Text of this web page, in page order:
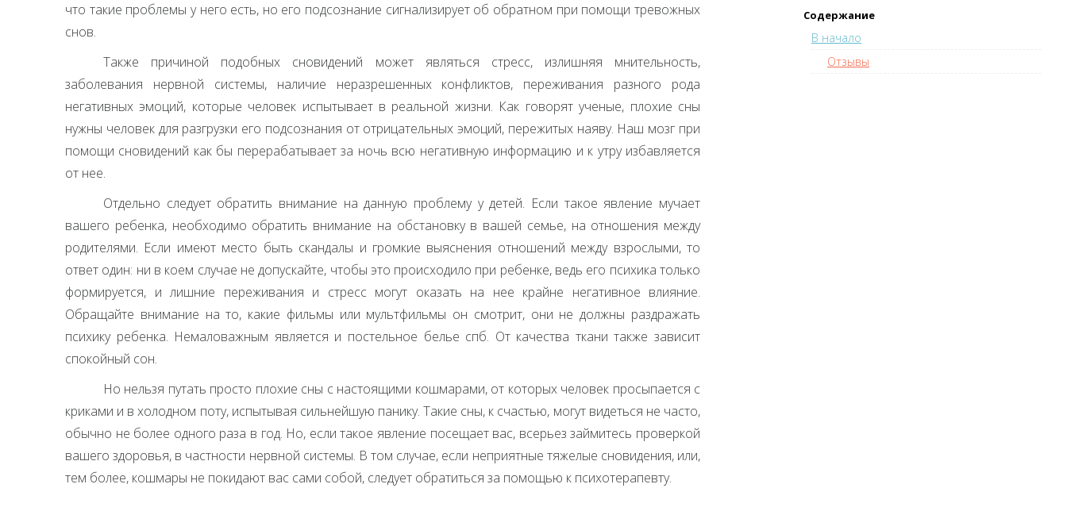
что такие проблемы у него есть, но его подсознание сигнализирует об обратном при помощи тревожных
снов.
Также причиной подобных сновидений может являться стресс, излишняя мнительность,
заболевания нервной системы, наличие неразрешенных конфликтов, переживания разного рода
негативных эмоций, которые человек испытывает в реальной жизни. Как говорят ученые, плохие сны
нужны человек для разгрузки его подсознания от отрицательных эмоций, пережитых наяву. Наш мозг при
помощи сновидений как бы перерабатывает за ночь всю негативную информацию и к утру избавляется
от нее.
Отдельно следует обратить внимание на данную проблему у детей. Если такое явление мучает
вашего ребенка, необходимо обратить внимание на обстановку в вашей семье, на отношения между
родителями. Если имеют место быть скандалы и громкие выяснения отношений между взрослыми, то
ответ один: ни в коем случае не допускайте, чтобы это происходило при ребенке, ведь его психика только
формируется, и лишние переживания и стресс могут оказать на нее крайне негативное влияние.
Обращайте внимание на то, какие фильмы или мультфильмы он смотрит, они не должны раздражать
психику ребенка. Немаловажным является и постельное белье спб. От качества ткани также зависит
спокойный сон.
Но нельзя путать просто плохие сны с настоящими кошмарами, от которых человек просыпается с
криками и в холодном поту, испытывая сильнейшую панику. Такие сны, к счастью, могут видеться не часто,
обычно не более одного раза в год. Но, если такое явление посещает вас, всерьез займитесь проверкой
вашего здоровья, в частности нервной системы. В том случае, если неприятные тяжелые сновидения, или,
тем более, кошмары не покидают вас сами собой, следует обратиться за помощью к психотерапевту.
Содержание
В начало
Отзывы